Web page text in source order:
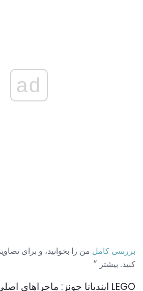
ad
بررسی کامل من را بخوانید، و برای
کنید. بیشتر "
LEGO ایندیانا جونز: ماجراهای اصلی